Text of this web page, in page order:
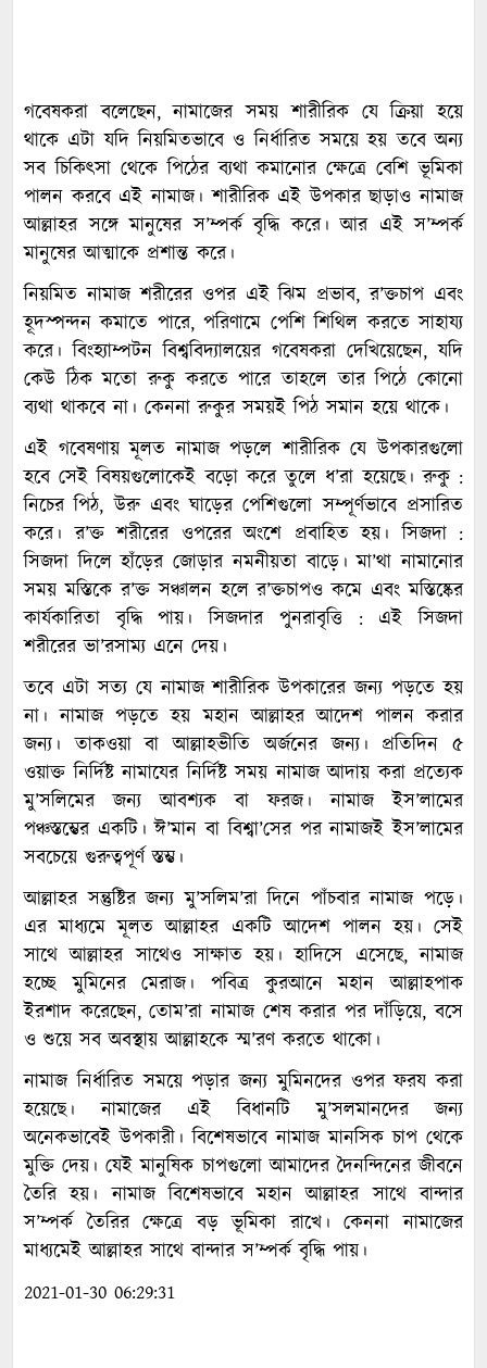
গবেষকরা বলেছেন, নামাজের সময় শারীরিক যে ক্রিয়া হয়ে
থাকে এটা যদি নিয়মিতভাবে ও নির্ধারিত সময়ে হয় তবে অন্য
সব চিকিৎসা থেকে পিঠের ব্যথা কমানোর ক্ষেত্রে বেশি ভূমিকা
পালন করবে এই নামাজ। শারীরিক এই উপকার ছাড়াও নামাজ
আল্লাহর সঙ্গে মানুষের স’ম্পর্ক বৃদ্ধি করে। আর এই স’ম্পর্ক
মানুষের আত্মাকে প্রশান্ত করে।
নিয়মিত নামাজ শরীরের ওপর এই ঝিম প্রভাব, র’ক্তচাপ এবং
হূদস্পন্দন কমাতে পারে, পরিণামে পেশি শিথিল করতে সাহায্য
করে। বিংহ্যাম্পটন বিশ্ববিদ্যালয়ের গবেষকরা দেখিয়েছেন, যদি
কেউ ঠিক মতো রুকু করতে পারে তাহলে তার পিঠে কোনো
ব্যথা থাকবে না। কেননা রুকুর সময়ই পিঠ সমান হয়ে থাকে।
এই গবেষণায় মূলত নামাজ পড়লে শারীরিক যে উপকারগুলো
হবে সেই বিষয়গুলোকেই বড়ো করে তুলে ধ’রা হয়েছে। রুকু :
নিচের পিঠ, উরু এবং ঘাড়ের পেশিগুলো সম্পূর্ণভাবে প্রসারিত
করে। র’ক্ত শরীরের ওপরের অংশে প্রবাহিত হয়। সিজদা :
সিজদা দিলে হাঁড়ের জোড়ার নমনীয়তা বাড়ে। মা’থা নামানোর
সময় মস্তিকে র’ক্ত সঞ্চালন হলে র’ক্তচাপও কমে এবং মস্তিষ্কের
কার্যকারিতা বৃদ্ধি পায়। সিজদার পুনরাবৃত্তি : এই সিজদা
শরীরের ভা’রসাম্য এনে দেয়।
তবে এটা সত্য যে নামাজ শারীরিক উপকারের জন্য পড়তে হয়
না। নামাজ পড়তে হয় মহান আল্লাহর আদেশ পালন করার
জন্য। তাকওয়া বা আল্লাহভীতি অর্জনের জন্য। প্রতিদিন ৫
ওয়াক্ত নির্দিষ্ট নামাযের নির্দিষ্ট সময় নামাজ আদায় করা প্রত্যেক
মু’সলিমের জন্য আবশ্যক বা ফরজ। নামাজ ইস’লামের
পঞ্চস্তম্ভের একটি। ঈ’মান বা বিশ্বা’সের পর নামাজই ইস’লামের
সবচেয়ে গুরুত্বপূর্ণ স্তম্ভ।
আল্লাহর সন্তুষ্টির জন্য মু’সলিম’রা দিনে পাঁচবার নামাজ পড়ে।
এর মাধ্যমে মূলত আল্লাহর একটি আদেশ পালন হয়। সেই
সাথে আল্লাহর সাথেও সাক্ষাত হয়। হাদিসে এসেছে, নামাজ
হচ্ছে মুমিনের মেরাজ। পবিত্র কুরআনে মহান আল্লাহপাক
ইরশাদ করেছেন, তোম’রা নামাজ শেষ করার পর দাঁড়িয়ে, বসে
ও শুয়ে সব অবস্থায় আল্লাহকে স্ম’রণ করতে থাকো।
নামাজ নির্ধারিত সময়ে পড়ার জন্য মুমিনদের ওপর ফরয করা
হয়েছে। নামাজের এই বিধানটি মু’সলমানদের জন্য
অনেকভাবেই উপকারী। বিশেষভাবে নামাজ মানসিক চাপ থেকে
মুক্তি দেয়। যেই মানুষিক চাপগুলো আমাদের দৈনন্দিনের জীবনে
তৈরি হয়। নামাজ বিশেষভাবে মহান আল্লাহর সাথে বান্দার
স’ম্পর্ক তৈরির ক্ষেত্রে বড় ভূমিকা রাখে। কেননা নামাজের
মাধ্যমেই আল্লাহর সাথে বান্দার স’ম্পর্ক বৃদ্ধি পায়।
2021-01-30 06:29:31